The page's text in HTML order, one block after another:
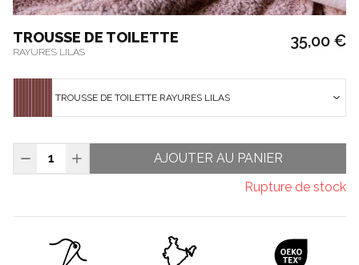
TROUSSE DE TOILETTE
RAYURES LILAS
35,00 €
TROUSSE DE TOILETTE RAYURES LILAS
AJOUTER AU PANIER
Rupture de stock